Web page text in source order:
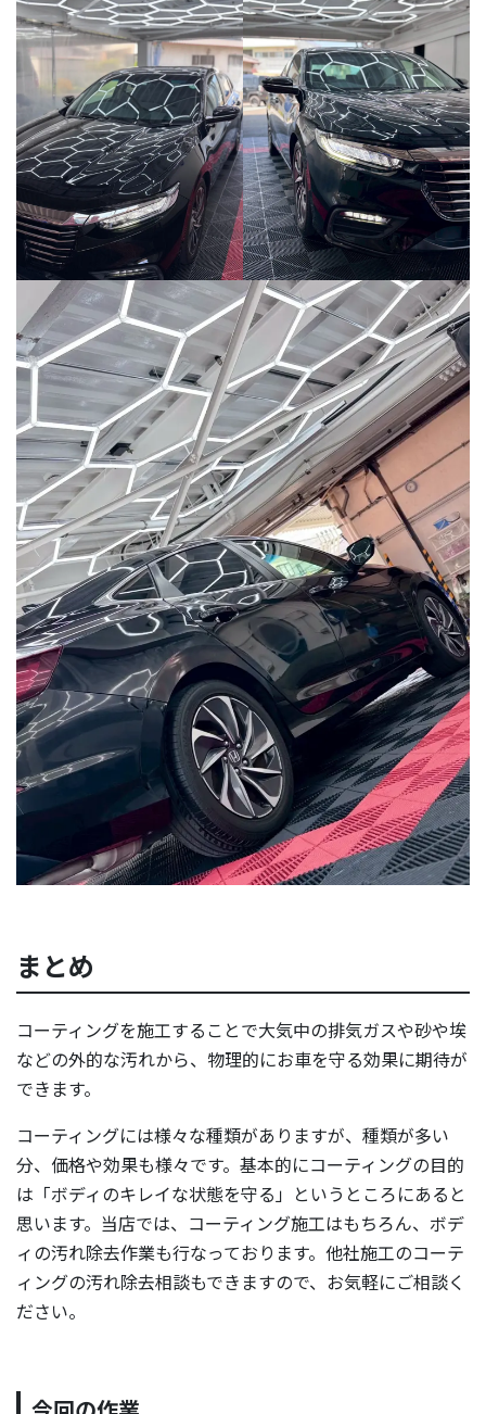
まとめ
コーティングを施工することで大気中の排気ガスや砂や埃
などの外的な汚れから、物理的にお車を守る効果に期待が
できます。
コーティングには様々な種類がありますが、種類が多い
分、価格や効果も様々です。基本的にコーティングの目的
は「ボディのキレイな状態を守る」というところにあると
思います。当店では、コーティング施工はもちろん、ボデ
ィの汚れ除去作業も行なっております。他社施工のコーテ
ィングの汚れ除去相談もできますので、お気軽にご相談く
ださい。